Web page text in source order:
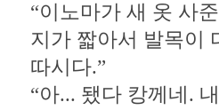
“이노마가 새 옷 사
지가 짧아서 발목이
따시다.”
“아... 됐다 캉께네.